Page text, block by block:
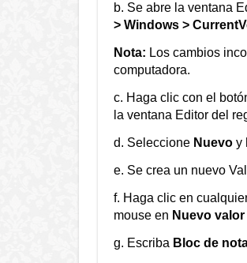
b. Se abre la ventana
> Windows >
Nota: Los cambios
computadora.
c. Haga clic con el
la ventana Editor del
d. Seleccione Nuevoy
e. Se crea un nuevo
f. Haga clic en
mouse en Nuevo valor
g. Escriba Bloc de